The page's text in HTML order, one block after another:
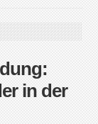
in der